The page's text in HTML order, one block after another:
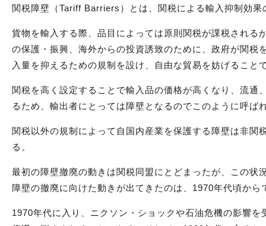
関税障壁（Tariff Barriers）とは、関税による輸入抑制効果
貨物を輸入する際、品目によっては原則関税が課税される
の保護・振興、海外からの投資誘致のために、政府が関税
入量を抑えるための規制を設け、自由な貿易を妨げること
関税を高く設定することで輸入品の価格が高くなり、流通
るため、輸出者にとっては障壁となるのでこのように呼ば
関税以外の規制によって自国内産業を保護する障壁は非関
る。
最初の障壁撤廃の動きは関税同盟にとどまったが、この状
障壁の撤廃に向けた動きが出てきたのは、1970年代頃から
1970年代に入り、ニクソン・ショックや石油危機の影響を